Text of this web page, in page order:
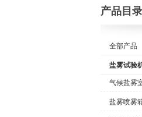
产品目录
全部产品
盐雾试验
气候盐雾
盐雾喷雾